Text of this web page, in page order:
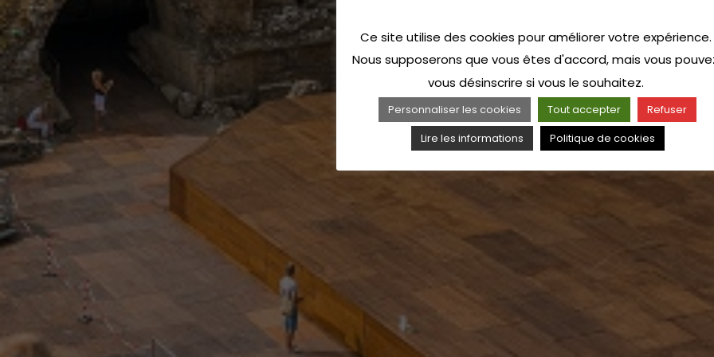
Ce site utilise des cookies pour améliorer votre expérience.
Nous supposerons que vous êtes d'accord, mais vous
vous désinscrire si vous le souhaitez.
Personnaliser les cookies Tout accepter
Refuser
Lire les informations
Politique de cookies